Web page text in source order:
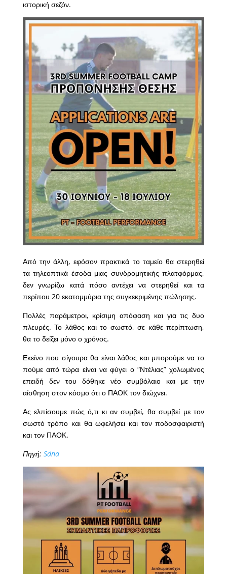
ιστορική σεζόν.
Από την άλλη, εφόσον πρακτικά το ταμείο θα στερηθεί
τα τηλεοπτικά έσοδα μιας συνδρομητικής πλατφόρμας,
δεν γνωρίζω κατά πόσο αντέχει να στερηθεί και τα
περίπου 20 εκατομμύρια της συγκεκριμένης πώλησης.
Πολλές παράμετροι, κρίσιμη απόφαση και για τις δυο
πλευρές. Το λάθος και το σωστό, σε κάθε περίπτωση,
θα το δείξει μόνο ο χρόνος.
Εκείνο που σίγουρα θα είναι λάθος και μπορούμε να το
πούμε από τώρα είναι να φύγει ο “Ντέλιας” χολωμένος
επειδή δεν του δόθηκε νέο συμβόλαιο και με την
αίσθηση στον κόσμο ότι ο ΠΑΟΚ τον διώχνει.
Ας ελπίσουμε πώς ό,τι κι αν συμβεί, θα συμβεί με τον
σωστό τρόπο και θα ωφελήσει και τον ποδοσφαιριστή
και τον ΠΑΟΚ.
Πηγή: Sdna